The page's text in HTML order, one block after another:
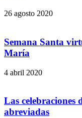
26 agosto 2020
Semana Santa
María
4 abril 2020
Las celebraciones
abreviadas